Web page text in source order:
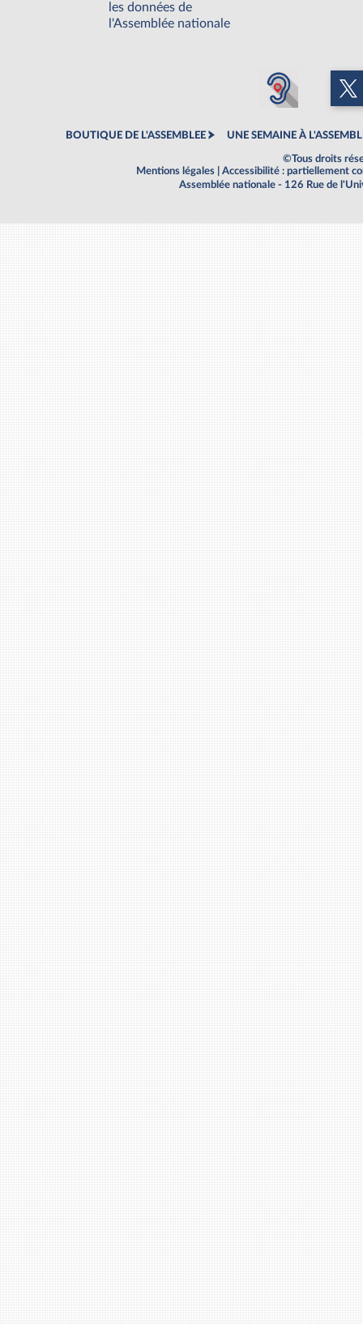
les données de
l'Assemblée nationale
BOUTIQUE DE L'ASSEMBLEE UNE SEMAINE À
©Tous droits
Mentions légales
Accessibilité : partiellement
Assemblée nationale - 126 Rue de